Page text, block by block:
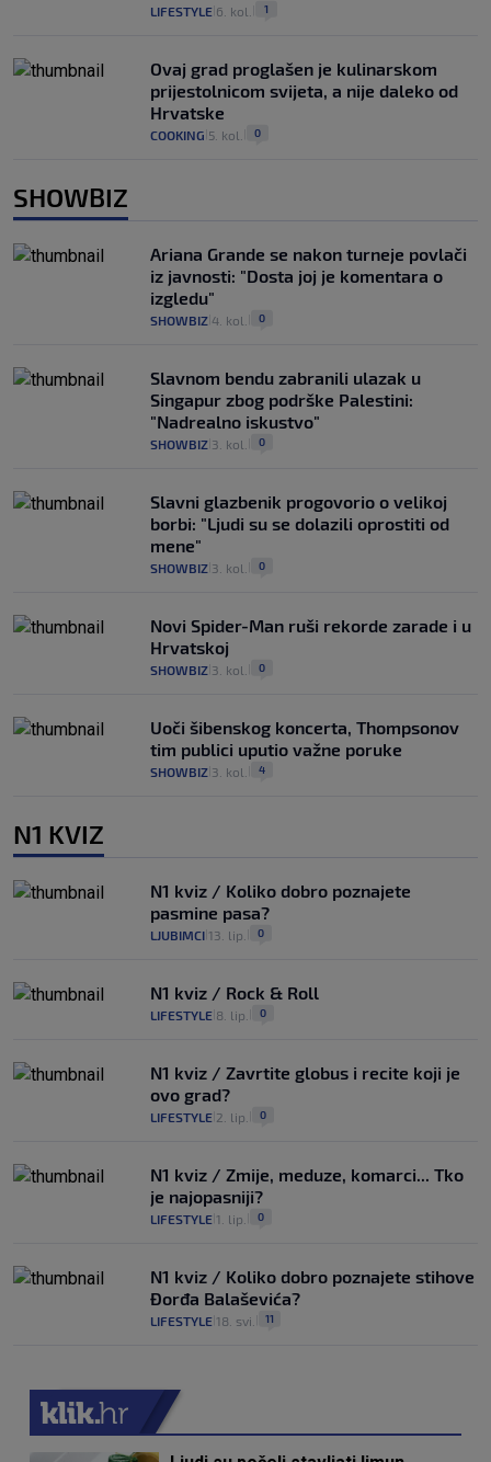
LIFESTYLE 6. kol. 1
Ovaj grad proglašen je kulinarskom
prijestolnicom svijeta, a nije daleko od
Hrvatske
COOKING 5. kol. 0
SHOWBIZ
Ariana Grande se nakon turneje povlači
iz javnosti: "Dosta joj je komentara o
izgledu"
SHOWBIZ 4. kol. 0
Slavnom bendu zabranili ulazak u
Singapur zbog podrške Palestini:
"Nadrealno iskustvo"
SHOWBIZ 3. kol. 0
Slavni glazbenik progovorio o velikoj
borbi: "Ljudi su se dolazili oprostiti od
mene"
SHOWBIZ 3. kol. 0
Novi Spider-Man ruši rekorde zarade i u
Hrvatskoj
SHOWBIZ 3. kol. 0
Uoči šibenskog koncerta, Thompsonov
tim publici uputio važne poruke
SHOWBIZ 3. kol. 4
N1 KVIZ
N1 kviz / Koliko dobro poznajete
pasmine pasa?
LJUBIMCI 13. lip. 0
N1 kviz / Rock & Roll
LIFESTYLE 8. lip. 0
N1 kviz / Zavrtite globus i recite koji je
ovo grad?
LIFESTYLE 2. lip. 0
N1 kviz / Zmije, meduze, komarci... Tko
je najopasniji?
LIFESTYLE 1. lip. 0
N1 kviz / Koliko dobro poznajete stihove
Đorđa Balaševića?
LIFESTYLE 18. svi. 11